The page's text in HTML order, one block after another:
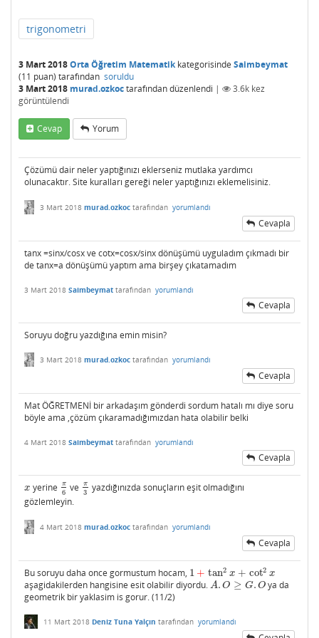
trigonometri
3 Mart 2018Orta Öğretim Matematikkategorisinde Saimbeymat
(11 puan) tarafından soruldu
3 Mart 2018 murad.ozkoctarafındandüzenlendi | 3.6k kez
görüntülendi
Cevap Yorum
Çözümü dair neler yaptığınızı eklerseniz mutlaka yardımcı
olunacaktır. Site kuralları gereği neler yaptığınızı eklemelisiniz.
3 Mart 2018 murad.ozkoc tarafından yorumlandı
Cevapla
tanx =sinx/cosx ve cotx=cosx/sinx dönüşümü uyguladım çıkmadı bir
de tanx=a dönüşümü yaptım ama birşey çıkatamadım
3 Mart 2018 Saimbeymat tarafından yorumlandı
Cevapla
Soruyu doğru yazdığına emin misin?
3 Mart 2018 murad.ozkoc tarafından yorumlandı
Cevapla
Mat ÖĞRETMENİ bir arkadaşım gönderdi sordum hatalı mı diye soru
böyle ama ,çözüm çıkaramadığımızdan hata olabilir belki
4 Mart 2018 Saimbeymat tarafından yorumlandı
Cevapla
x
x yerine π
6
π6ve π
3
π3yazdığınızda sonuçların eşit olmadığını
gözlemleyin.
4 Mart 2018 murad.ozkoc tarafından yorumlandı
Cevapla
Bu soruyu daha once gormustum hocam, 1 + tan2 x + cot2 x
1 +tan2x+ cot 2x
aşagidakilerden hangisine esit olabilir diyordu. A. O ≥ G. O
A.O≥G.O
ya da
geometrik bir yaklasim is gorur. (11/2)
11 Mart 2018 Deniz Tuna Yalçın tarafından yorumlandı